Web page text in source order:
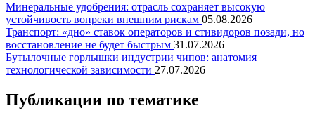
Минеральные удобрения: отрасль сохраняет высокую
устойчивость вопреки внешним рискам 05.08.2026
Транспорт: «дно» ставок операторов и стивидоров позади, но
восстановление не будет быстрым 31.07.2026
Бутылочные горлышки индустрии чипов: анатомия
технологической зависимости 27.07.2026
Публикации по тематике